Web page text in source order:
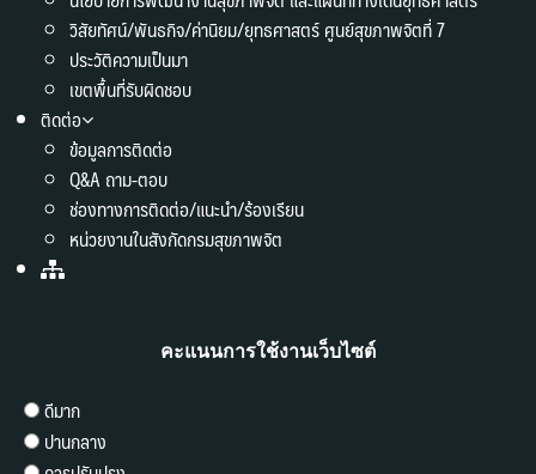
วิสัยทัศน์/พันธกิจ/ค่านิยม/ยุทธศาสตร์ ศูนย์สุขภาพจิตที่ 7
ประวัติความเป็นมา
เขตพื้นที่รับผิดชอบ
ติดต่อ
ข้อมูลการติดต่อ
Q&A ถาม-ตอบ
ช่องทางการติดต่อ/แนะนำ/ร้องเรียน
หน่วยงานในสังกัดกรมสุขภาพจิต
คะแนนการใช้งานเว็บไซต์
ดีมาก
ปานกลาง